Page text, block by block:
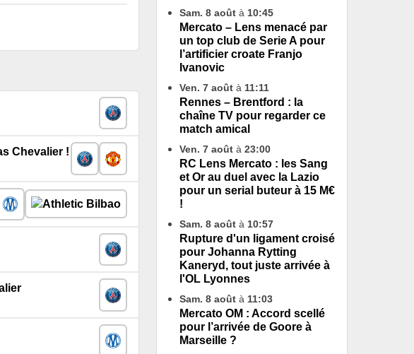
Chevalier !
Sam. 8 août à 10:45
Mercato – Lens menacé par
un top club de Serie A pour
l’artificier croate Franjo
Ivanovic
Ven. 7 août à 11:11
Rennes – Brentford : la
chaîne TV pour regarder ce
match amical
Ven. 7 août à 23:00
RC Lens Mercato : les Sang
et Or au duel avec la Lazio
pour un serial buteur à 15 M€
!
Sam. 8 août à 10:57
Rupture d'un ligament croisé
pour Johanna Rytting
Kaneryd, tout juste arrivée à
l'OL Lyonnes
Sam. 8 août à 11:03
Mercato OM : Accord scellé
pour l’arrivée de Goore à
Marseille ?